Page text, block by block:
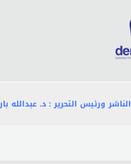
الناشر ورئيس التحرير : د. عبدالله